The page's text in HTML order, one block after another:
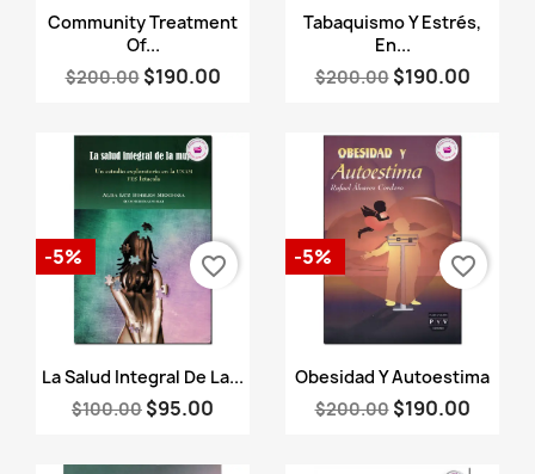
Vista rápida
Community Treatment
Of...
$200.00 $190.00
Vista rápida
Tabaquismo Y Estrés,
En...
$200.00 $190.00
Vista rápida
La Salud Integral De La...
$100.00 $95.00
-5% favorite_border
Vista rápida
Obesidad Y Autoestima
$200.00 $190.00
-5% favorite_border